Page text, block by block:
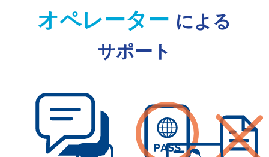
オペレーター による
サポート